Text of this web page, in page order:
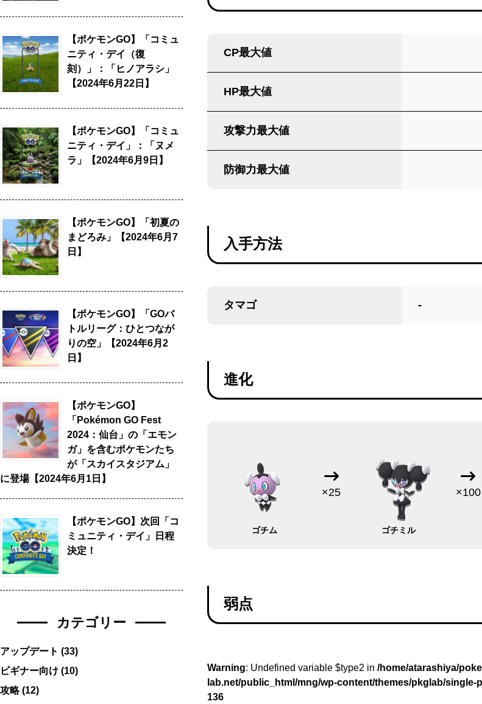
CP最大値
HP最大値
攻撃力最大値
防御力最大値
入手方法
タマゴ -
進化
ゴチム
×25
ゴチミル
×100
弱点
Warning: Undefined variable $type2 in /home/atarashiya/
lab.net/public_html/mng/wp-content/themes/pkglab/single-
136
【ポケモンGO】「コミュ
ニティ・デイ（復
刻）」：「ヒノアラシ」
【2024年6月22日】
【ポケモンGO】「コミュ
ニティ・デイ」：「ヌメ
ラ」【2024年6月9日】
【ポケモンGO】「初夏の
まどろみ」【2024年6月7
日】
【ポケモンGO】「GOバ
トルリーグ：ひとつなが
りの空」【2024年6月2
日】
【ポケモンGO】
「Pokémon GO Fest
2024：仙台」の「エモン
ガ」を含むポケモンたち
が「スカイスタジアム」
に登場【2024年6月1日】
【ポケモンGO】次回「コ
ミュニティ・デイ」日程
決定！
カテゴリー
アップデート (33)
ビギナー向け (10)
攻略(12)